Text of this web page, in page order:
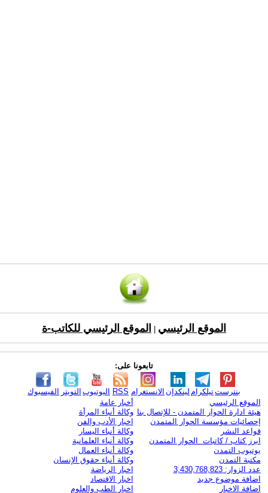
الموقع الرئيسي الموقع الرئيسي للكاتب-ة
تابعونا على:
الفيسبوك التويتر اليوتيوب RSS الانستغرام لينكدإن تيلكرامبنترست
الموقع الرئيسي
هيئة ادارة الحوار المتمدن - للإتصال بنا
إحصائيات مؤسسة الحوار المتمدن
قواعد النشر
ابرز كتاب / كاتبات الحوار المتمدن
يوتيوب التمدن
مكتبة التمدن
عدد الزوار: 3,430,768,823
اضافة موضوع جديد
اضافة الاخبار
أخبار عامة
وكالة أنباء المرأة
اخبار الأدب والفن
وكالة أنباء اليسار
وكالة أنباء العلمانية
وكالة أنباء العمال
وكالة أنباء حقوق الإنسان
اخبار الرياضة
اخبار الاقتصاد
اخبار الطب والعلوم